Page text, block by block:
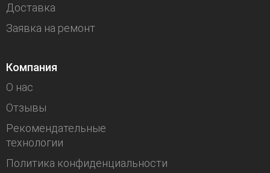
Доставка
Заявка на ремонт
Компания
О нас
Отзывы
Рекомендательные
технологии
Политика конфиденциальности